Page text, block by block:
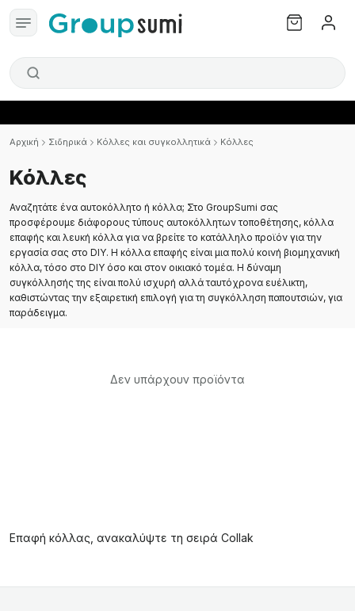
Αρχική Σιδηρικά Κόλλες και συγκολλητικά Κόλλες
Κόλλες
Αναζητάτε ένα αυτοκόλλητο ή κόλλα; Στο GroupSumi σας
προσφέρουμε διάφορους τύπους αυτοκόλλητων τοποθέτησης, κόλλα
επαφής και λευκή κόλλα για να βρείτε το κατάλληλο προϊόν για την
εργασία σας στο DIY. Η κόλλα επαφής είναι μια πολύ κοινή βιομηχανική
κόλλα, τόσο στο DIY όσο και στον οικιακό τομέα. Η δύναμη
συγκόλλησής της είναι πολύ ισχυρή αλλά ταυτόχρονα ευέλικτη,
καθιστώντας την εξαιρετική επιλογή για τη συγκόλληση παπουτσιών, για
παράδειγμα.
Δεν υπάρχουν προϊόντα
Επαφή κόλλας, ανακαλύψτε τη σειρά Collak